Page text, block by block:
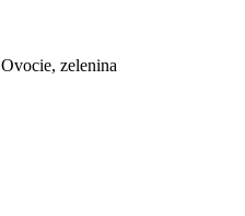
Ovocie, zelenina